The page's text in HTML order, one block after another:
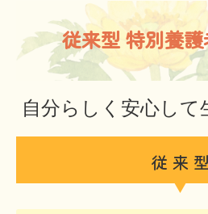
法人案内
情報開示
求人案内
正社員：特養介護職員（ユニット
正社員：デイ介護職員
従来型 特別養
自分らしく安心して
従 来 型